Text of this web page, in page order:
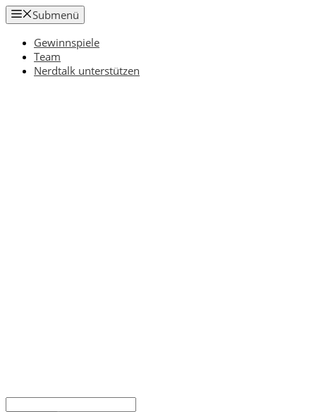
Zum
Inhalt
springen
Submenü
Gewinnspiele
Team
Nerdtalk unterstützen